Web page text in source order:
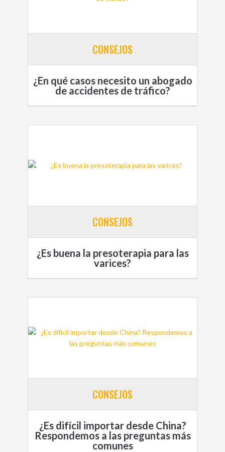
CONSEJOS
¿En qué casos necesito un abogado
de accidentes de tráfico?
CONSEJOS
¿Es buena la presoterapia para las
varices?
CONSEJOS
¿Es difícil importar desde China?
Respondemos a las preguntas más
comunes